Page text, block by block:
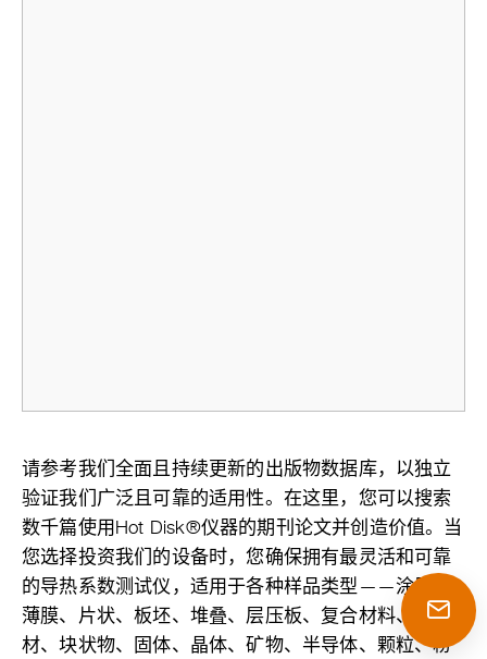
请参考我们全面且持续更新的出版物数据库，以独立
验证我们广泛且可靠的适用性。在这里，您可以搜索
数千篇使用Hot Disk®仪器的期刊论文并创造价值。当
您选择投资我们的设备时，您确保拥有最灵活和可靠
的导热系数测试仪，适用于各种样品类型——涂层、
薄膜、片状、板坯、堆叠、层压板、复合材料、棒
材、块状物、固体、晶体、矿物、半导体、颗粒、粉